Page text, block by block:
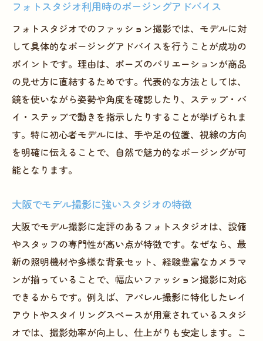
フォトスタジオ利用時のポージングアドバイス
フォトスタジオでのファッション撮影では、モデルに対
して具体的なポージングアドバイスを行うことが成功の
ポイントです。理由は、ポーズのバリエーションが商品
の見せ方に直結するためです。代表的な方法としては、
鏡を使いながら姿勢や角度を確認したり、ステップ・バ
イ・ステップで動きを指示したりすることが挙げられま
す。特に初心者モデルには、手や足の位置、視線の方向
を明確に伝えることで、自然で魅力的なポージングが可
能となります。
大阪でモデル撮影に強いスタジオの特徴
大阪でモデル撮影に定評のあるフォトスタジオは、設備
やスタッフの専門性が高い点が特徴です。なぜなら、最
新の照明機材や多様な背景セット、経験豊富なカメラマ
ンが揃っていることで、幅広いファッション撮影に対応
できるからです。例えば、アパレル撮影に特化したレイ
アウトやスタイリングスペースが用意されているスタジ
オでは、撮影効率が向上し、仕上がりも安定します。こ